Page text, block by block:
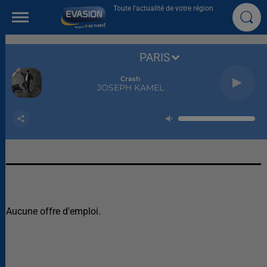
Toute l'actualité de votre région
Crash
JOSEPH KAMEL
PARIS
Aucune offre d'emploi.